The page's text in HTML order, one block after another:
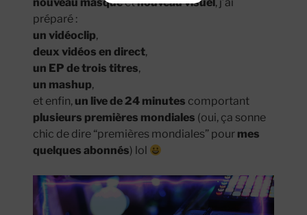
nouveau masqueetnouveau visuel , j’ai
préparé :
un vidéoclip,
deux vidéos en direct,
un EP de trois titres,
un mashup,
et enfin, un live de 24 minutes comportant
plusieurs premières mondiales (oui, ça sonne
chic de dire “premières mondiales” pour mes
quelques abonnés) lol